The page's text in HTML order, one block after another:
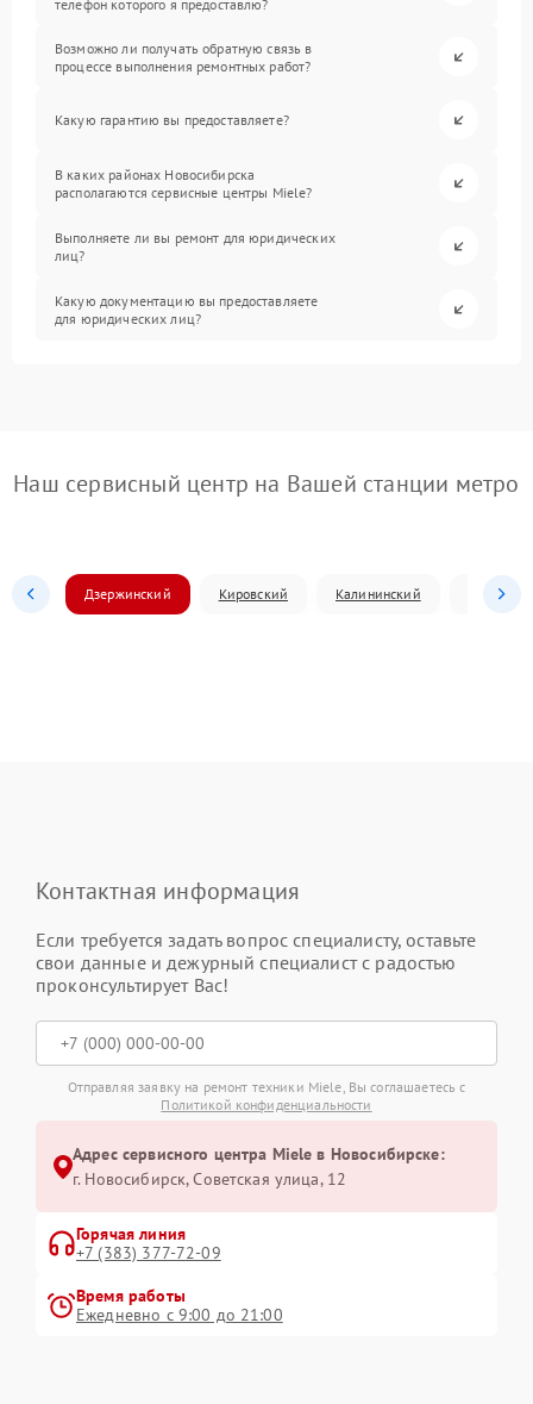
телефон которого я предоставлю?
Возможно ли получать обратную связь в
процессе выполнения ремонтных работ?
Какую гарантию вы предоставляете?
В каких районах Новосибирска
располагаются сервисные центры Miele?
Выполняете ли вы ремонт для юридических
лиц?
Какую документацию вы предоставляете
для юридических лиц?
Наш сервисный центр на Вашей станции метро
Дзержинский Кировский Калининский
Контактная информация
Если требуется задать вопрос специалисту, оставьте
свои данные и дежурный специалист с радостью
проконсультирует Вас!
Отправляя заявку на ремонт техники Miele, Вы соглашаетесь с
Политикой конфиденциальности
Адрес сервисного центра Miele в Новосибирске:
г. Новосибирск, Советская улица, 12
Горячая линия
+7 (383) 377-72-09
Время работы
Ежедневно с 9:00 до 21:00